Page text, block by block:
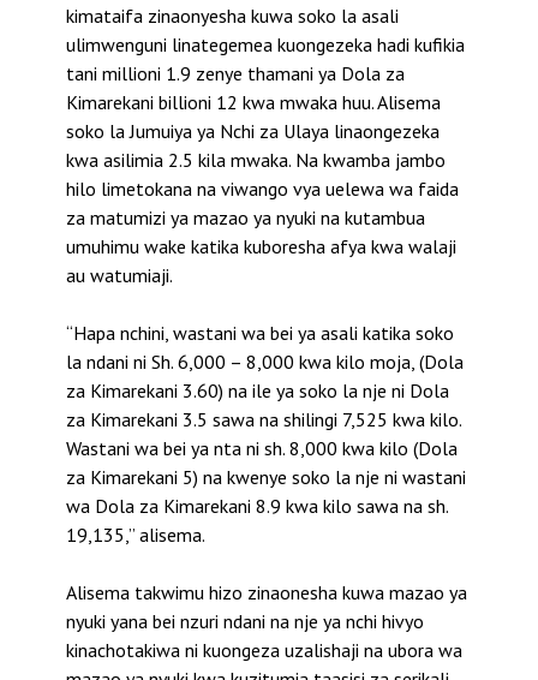
kimataifa zinaonyesha kuwa soko la asali
ulimwenguni linategemea kuongezeka hadi kufikia
tani millioni 1.9 zenye thamani ya Dola za
Kimarekani billioni 12 kwa mwaka huu. Alisema
soko la Jumuiya ya Nchi za Ulaya linaongezeka
kwa asilimia 2.5 kila mwaka. Na kwamba jambo
hilo limetokana na viwango vya uelewa wa faida
za matumizi ya mazao ya nyuki na kutambua
umuhimu wake katika kuboresha afya kwa walaji
au watumiaji.
“Hapa nchini, wastani wa bei ya asali katika soko
la ndani ni Sh. 6,000 – 8,000 kwa kilo moja, (Dola
za Kimarekani 3.60) na ile ya soko la nje ni Dola
za Kimarekani 3.5 sawa na shilingi 7,525 kwa kilo.
Wastani wa bei ya nta ni sh. 8,000 kwa kilo (Dola
za Kimarekani 5) na kwenye soko la nje ni wastani
wa Dola za Kimarekani 8.9 kwa kilo sawa na sh.
19,135,” alisema.
Alisema takwimu hizo zinaonesha kuwa mazao ya
nyuki yana bei nzuri ndani na nje ya nchi hivyo
kinachotakiwa ni kuongeza uzalishaji na ubora wa